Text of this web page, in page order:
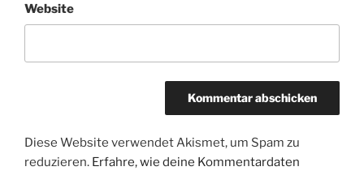
Website
Diese Website verwendet Akismet, um Spam zu
reduzieren. Erfahre, wie deine Kommentardaten